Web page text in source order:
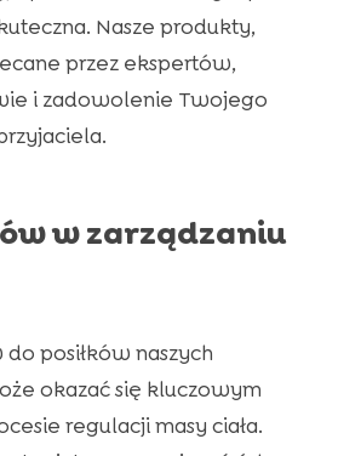
Nasze produkty,
przez ekspertów,
i zadowolenie Twojego
w zarządzaniu
posiłków naszych
okazać się kluczowym
regulacji masy ciała.